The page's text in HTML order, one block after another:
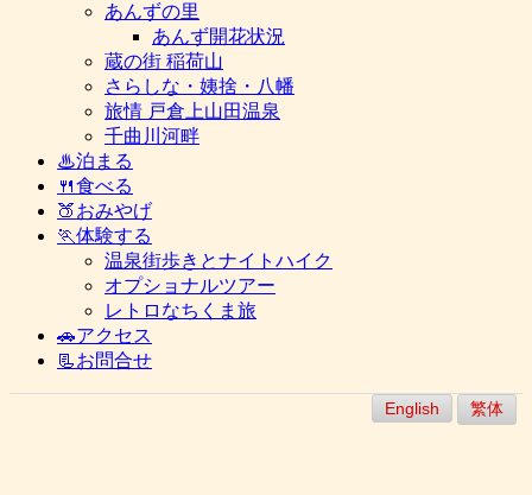
あんずの里
あんず開花状況
蔵の街 稲荷山
さらしな・姨捨・八幡
旅情 戸倉上山田温泉
千曲川河畔
♨泊まる
🍴食べる
🍑おみやげ
🏃体験する
温泉街歩きとナイトハイク
オプショナルツアー
レトロなちくま旅
🚗アクセス
📃お問合せ
English 繁体